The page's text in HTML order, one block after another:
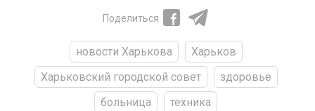
Поделиться
новости Харькова
Харьков
Харьковский городской совет
здоровье
больница
техника